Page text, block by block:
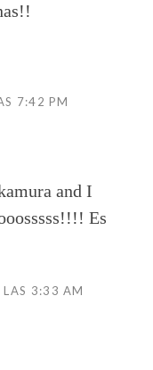
7:42 PM
and I
Es
3:33 AM